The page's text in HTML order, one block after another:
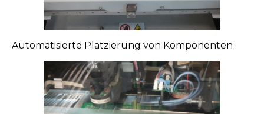
Automatisierte Platzierung von Komponenten